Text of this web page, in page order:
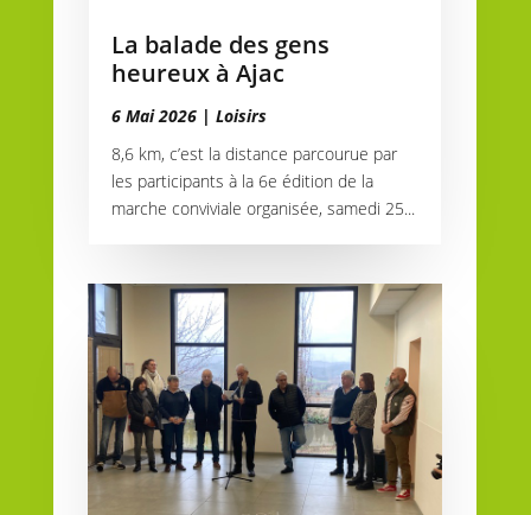
La balade des gens
heureux à Ajac
6 Mai 2026| Loisirs
8,6 km, c’est la distance parcourue par
les participants à la 6e édition de la
marche conviviale organisée, samedi 25...